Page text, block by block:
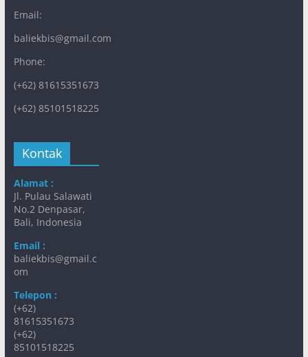
Email:
baliekbis@gmail.com
Phone:
(+62) 81615351673
(+62) 85101518225
Kontak
Alamat :
Jl. Pulau Salawati
No.2 Denpasar,
Bali, Indonesia
Email :
baliekbis@gmail.c
om
Telepon :
(+62)
81615351673
(+62)
85101518225